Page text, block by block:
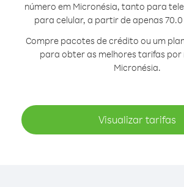
número em Micronésia, tanto para
para celular, a partir de apenas
Compre pacotes de crédito ou um
para obter as melhores tarifas
Micronésia.
Visualizar tarifas